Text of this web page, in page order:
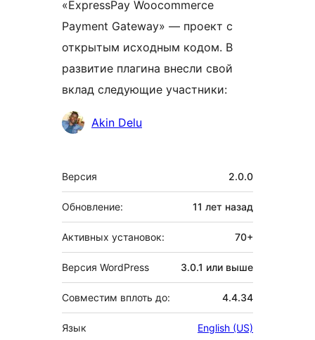
«ExpressPay Woocommerce
Payment Gateway» — проект с
открытым исходным кодом. В
развитие плагина внесли свой
вклад следующие участники:
Участники
Akin Delu
Мета
Версия 2.0.0
Обновление: 11 лет назад
Активных установок: 70+
Версия WordPress 3.0.1 или выше
Совместим вплоть до: 4.4.34
Язык English (US)